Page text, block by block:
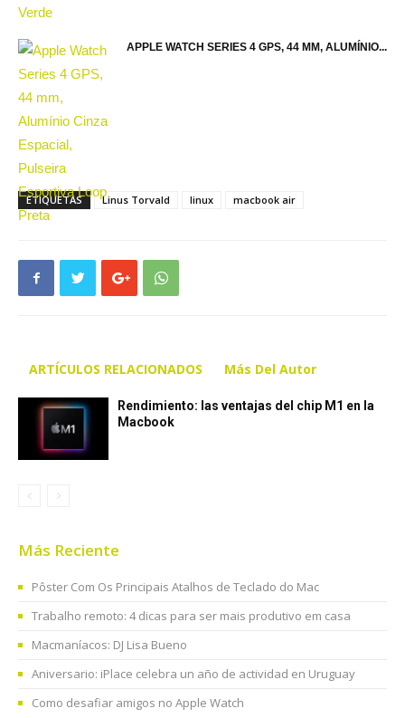
APPLE WATCH SERIES 4 GPS, 44 MM, ALUMÍNIO...
ETIQUETAS Linus Torvald linux macbook air
ARTÍCULOS RELACIONADOS Más Del Autor
Rendimiento: las ventajas del chip M1 en la
Macbook
Más Reciente
Pôster Com Os Principais Atalhos de Teclado do Mac
Trabalho remoto: 4 dicas para ser mais produtivo em casa
Macmaníacos: DJ Lisa Bueno
Aniversario: iPlace celebra un año de actividad en Uruguay
Como desafiar amigos no Apple Watch